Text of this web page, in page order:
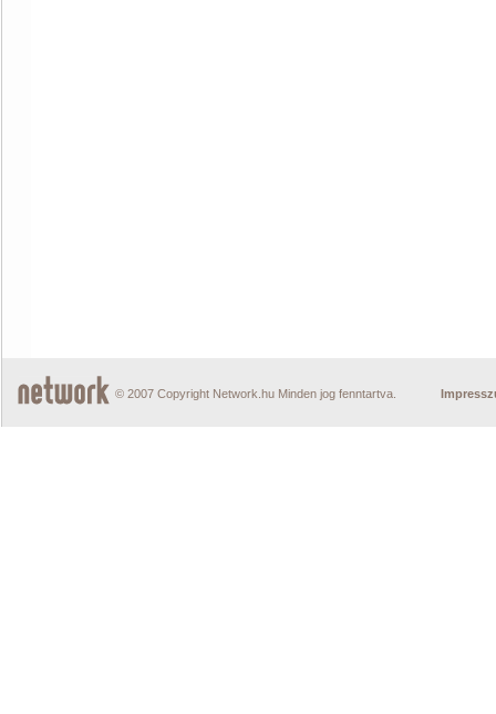
© 2007 Copyright Network.hu Minden jog fenntartva.